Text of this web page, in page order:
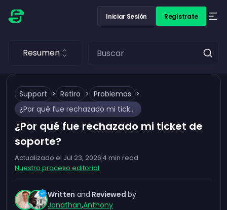
Iniciar Sesión Regístrate
Resumen
Support > Retiro > Problemas >
¿Por qué fue rechazado mi ticket de soporte?
¿Por qué fue rechazado mi ticket de
soporte?
Actualizado el Jul 23, 2026 4 min read
Nuestro proceso editorial
Written and Reviewed by
Jonathan,Anthony